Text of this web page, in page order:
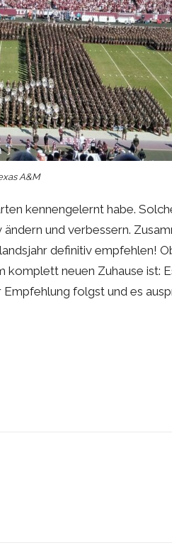
A&M
kennengelernt habe.
und verbessern.
definitiv empfehlen!
neuen Zuhause ist:
Empfehlung folgst und es